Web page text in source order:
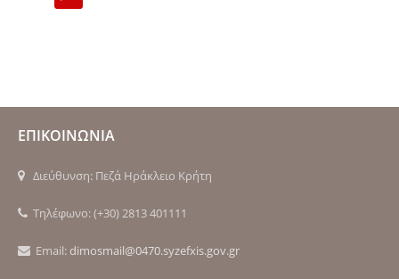
ΕΠΙΚΟΙΝΩΝΙΑ
Διεύθυνση: Πεζά Ηράκλειο Κρήτη
Τηλέφωνο: (+30) 2813 401111
Email:dimosmail@0470.syzefxis.gov.gr